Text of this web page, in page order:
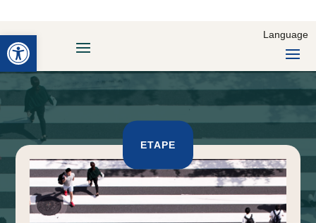
Language
ETAPE
Deschide bara de unelte